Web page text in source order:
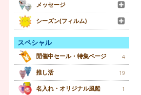
メッセージ
シーズン(フィルム)
スペシャル
開催中セール・特集ページ 4
推し活 19
名入れ・オリジナル風船 1